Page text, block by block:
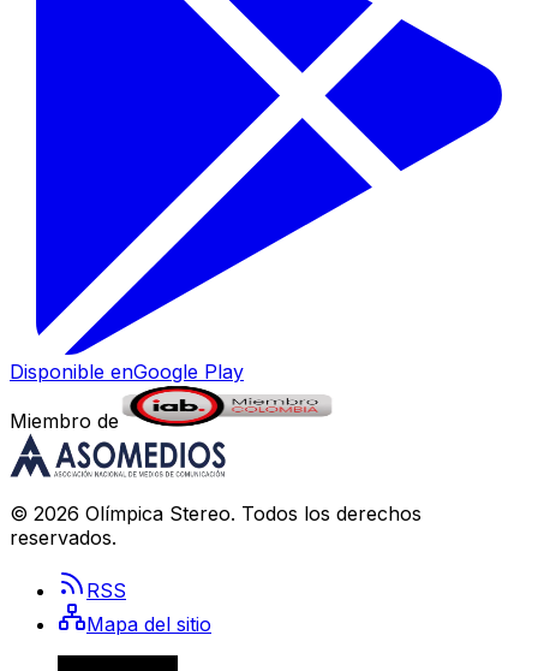
Disponible enGoogle Play
Miembro de
© 2026 Olímpica Stereo. Todos los derechos
reservados.
RSS
Mapa del sitio